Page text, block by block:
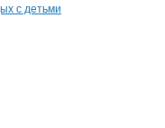
с детьми